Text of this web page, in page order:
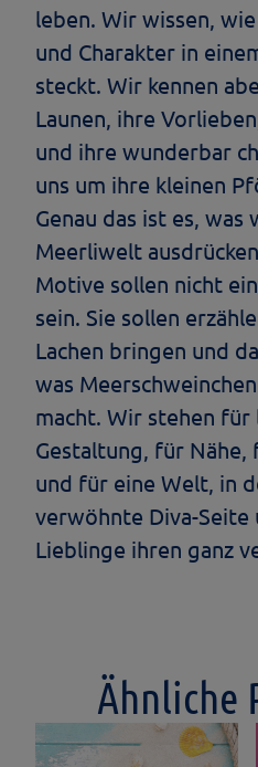
leben. Wir wissen,
und Charakter in
steckt. Wir kennen
Launen, ihre
und ihre wunderbar
uns um ihre kleinen
Genau das ist es,
Meerliwelt
Motive sollen nicht
sein. Sie sollen
Lachen bringen und
was
macht. Wir stehen für
Gestaltung, für
und für eine Welt, in
verwöhnte Diva-Seite
Lieblinge ihren ganz
Ähnliche